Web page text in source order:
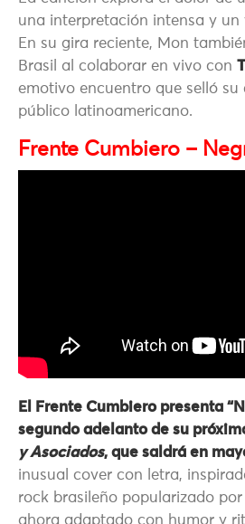
una interpretación intensa y un
En su gira reciente, Mon
Brasil al colaborar en vivo con
emotivo encuentro que selló su
público latinoamericano.
Frente Cumbiero –
El Frente Cumbiero presenta
segundo adelanto de su
y Asociados, que saldrá en
inusual cover con letra,
rock brasileño popularizado
ahora adaptado con humor y